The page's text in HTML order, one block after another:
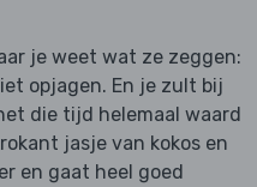
je weet wat ze zeggen:
opjagen. En je zult bij
die tijd helemaal waard
jasje van kokos en
en gaat heel goed